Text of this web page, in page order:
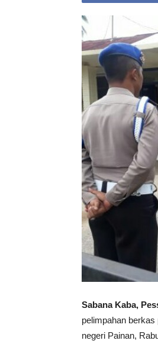
Sabana Kaba,
pelimpahan
negeri Painan,